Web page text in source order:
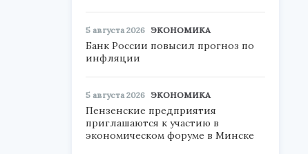
5 августа 2026 ЭКОНОМИКА
Банк России повысил прогноз по
инфляции
5 августа 2026 ЭКОНОМИКА
Пензенские предприятия
приглашаются к участию в
экономическом форуме в Минске